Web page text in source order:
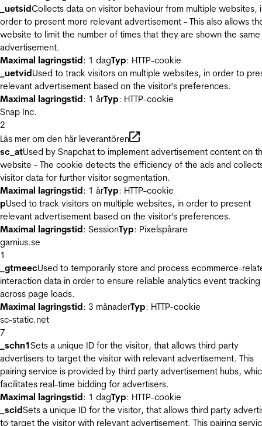
_uetsidCollects data on visitor behaviour from multiple websites,
order to present more relevant advertisement - This also allows
website to limit the number of times that they are shown the same
advertisement.
Maximal lagringstid: 1 dagTyp: HTTP-cookie
_uetvidUsed to track visitors on multiple websites, in order to
relevant advertisement based on the visitor's preferences.
Maximal lagringstid: 1 årTyp: HTTP-cookie
Snap Inc.
2
Läs mer om den här leverantören
sc_atUsed by Snapchat to implement advertisement content on
website - The cookie detects the efficiency of the ads and
visitor data for further visitor segmentation.
Maximal lagringstid: 1 årTyp: HTTP-cookie
pUsed to track visitors on multiple websites, in order to present
relevant advertisement based on the visitor's preferences.
Maximal lagringstid: SessionTyp: Pixelspårare
garnius.se
1
_gtmeecUsed to temporarily store and process ecommerce-
interaction data in order to ensure reliable analytics event tracking
across page loads.
Maximal lagringstid: 3 månaderTyp: HTTP-cookie
sc-static.net
7
_schn1Sets a unique ID for the visitor, that allows third party
advertisers to target the visitor with relevant advertisement. This
pairing service is provided by third party advertisement hubs,
facilitates real-time bidding for advertisers.
Maximal lagringstid: 1 dagTyp: HTTP-cookie
_scidSets a unique ID for the visitor, that allows third party
to target the visitor with relevant advertisement. This pairing